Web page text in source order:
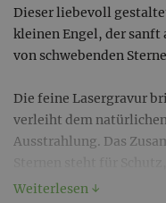
Dieser liebevoll
kleinen Engel, der
von schwebenden
Die feine Lasergravur
verleiht dem
Ausstrahlung. Das
Weiterlesen ↓